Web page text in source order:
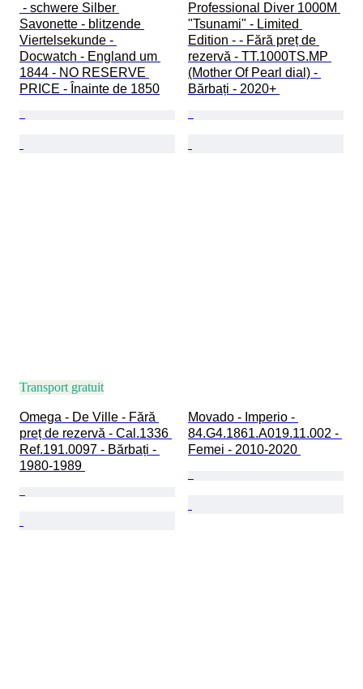
- schwere Silber
Savonette - blitzende
Viertelsekunde -
Docwatch - England um
1844 - NO RESERVE
PRICE - Înainte de 1850
Professional Diver 1000M
"Tsunami" - Limited
Edition - - Fără preț de
rezervă - TT.1000TS.MP
(Mother Of Pearl dial) -
Bărbați - 2020+
Transport gratuit
Omega - De Ville - Fără
preț de rezervă - Cal.1336
Ref.191.0097 - Bărbați -
1980-1989
Movado - Imperio -
84.G4.1861.A019.11.002 -
Femei - 2010-2020